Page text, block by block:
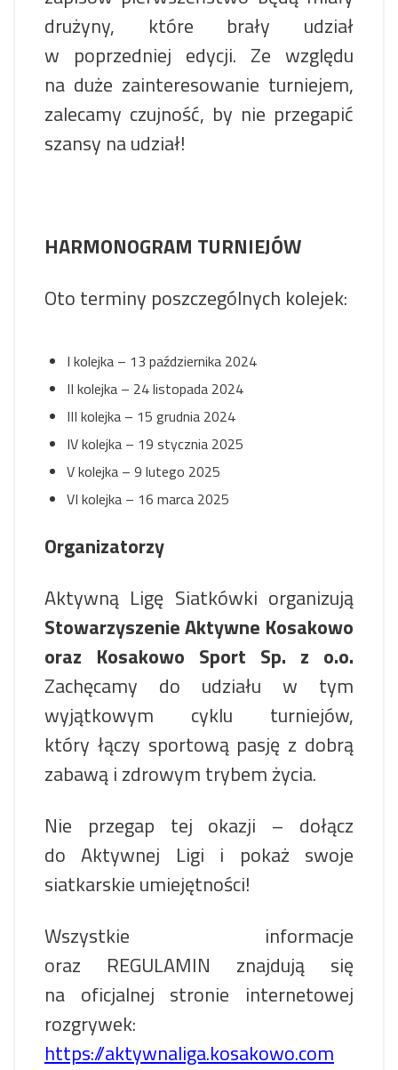
drużyny, które brały udział
w poprzedniej edycji. Ze względu
na duże zainteresowanie turniejem,
zalecamy czujność, by nie przegapić
szansy na udział!
HARMONOGRAM TURNIEJÓW
Oto terminy poszczególnych kolejek:
I kolejka – 13 października 2024
II kolejka – 24 listopada 2024
III kolejka – 15 grudnia 2024
IV kolejka – 19 stycznia 2025
V kolejka – 9 lutego 2025
VI kolejka – 16 marca 2025
Organizatorzy
Aktywną Ligę Siatkówki organizują
Stowarzyszenie Aktywne Kosakowo
oraz Kosakowo Sport Sp. z o.o.
Zachęcamy do udziału w tym
wyjątkowym cyklu turniejów,
który łączy sportową pasję z dobrą
zabawą i zdrowym trybem życia.
Nie przegap tej okazji – dołącz
do Aktywnej Ligi i pokaż swoje
siatkarskie umiejętności!
Wszystkie informacje
oraz REGULAMIN znajdują się
na oficjalnej stronie internetowej
rozgrywek:
https://aktywnaliga.kosakowo.com